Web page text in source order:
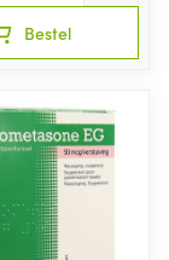
Bestel